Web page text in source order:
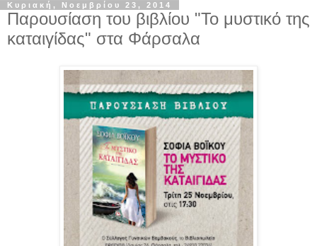
Κυριακή, Νοεμβρίου 23, 2014
Παρουσίαση του βιβλίου "Το μυστικό της
καταιγίδας" στα Φάρσαλα